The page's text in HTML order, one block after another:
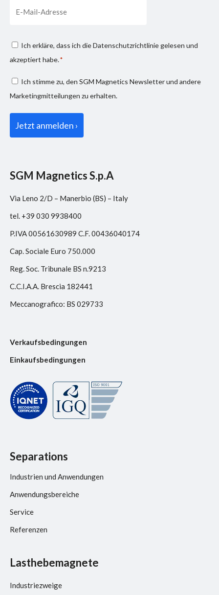
Consenso
privacy
Ich erkläre, dass ich dieDatenschutzrichtlinie gelesen und
akzeptiert habe.*
Consenso
marketing
Ich stimme zu, den SGM Magnetics Newsletter und andere
Marketingmitteilungen zu erhalten.
SGM Magnetics S.p.A
Via Leno 2/D – Manerbio (BS) – Italy
tel. +39 030 9938400
P.IVA 00561630989 C.F. 00436040174
Cap. Sociale Euro 750.000
Reg. Soc. Tribunale BS n.9213
C.C.I.A.A. Brescia 182441
Meccanografico: BS 029733
Verkaufsbedingungen
Einkaufsbedingungen
Separations
Industrien und Anwendungen
Anwendungsbereiche
Service
Referenzen
Lasthebemagnete
Industriezweige